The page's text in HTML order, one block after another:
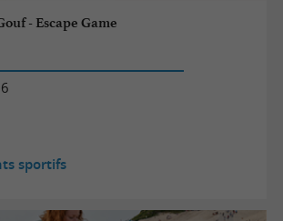
- Escape Game
sportifs